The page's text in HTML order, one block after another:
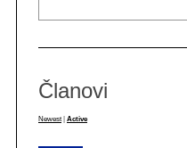
Članovi
Newest Active